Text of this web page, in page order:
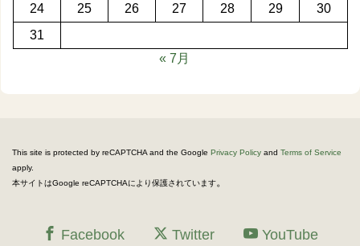
24
25 26 27 28 29
30
31
« 7月
This site is protected by reCAPTCHA and the Google Privacy Policy and Terms of Service
apply.
本サイトはGoogle reCAPTCHAにより保護されています。
Facebook Twitter YouTube